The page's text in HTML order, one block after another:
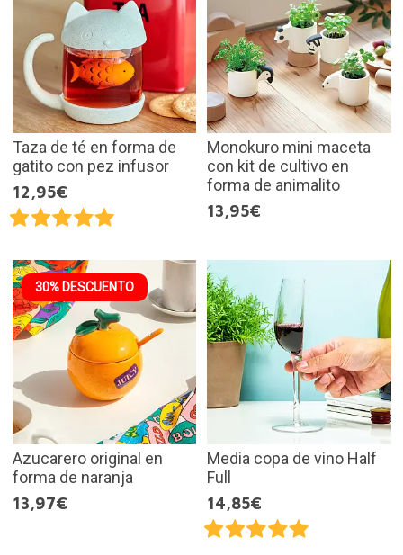
Taza de té en forma de
gatito con pez infusor
12,95€
Monokuro mini maceta
con kit de cultivo en
forma de animalito
13,95€
30% DESCUENTO
Azucarero original en
forma de naranja
13,97€
Media copa de vino Half
Full
14,85€